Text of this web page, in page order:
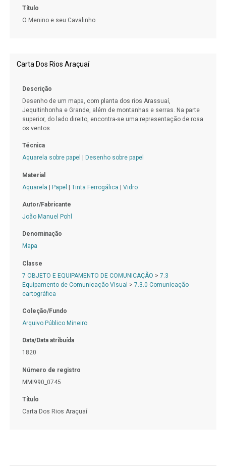
Título
O Menino e seu Cavalinho
Carta Dos Rios Araçuaí
Descrição
Desenho de um mapa, com planta dos rios Arassuaí,
Jequitinhonha e Grande, além de montanhas e serras. Na parte
superior, do lado direito, encontra-se uma representação de rosa
os ventos.
Técnica
Aquarela sobre papel
Desenho sobre papel
Material
Aquarela | Papel | Tinta Ferrogálica | Vidro
Autor/Fabricante
João Manuel Pohl
Denominação
Mapa
Classe
7 OBJETO E EQUIPAMENTO DE COMUNICAÇÃO > 7.3
Equipamento de Comunicação Visual > 7.3.0 Comunicação
cartográfica
Coleção/Fundo
Arquivo Público Mineiro
Data/Data atribuída
1820
Número de registro
MMI990_0745
Título
Carta Dos Rios Araçuaí